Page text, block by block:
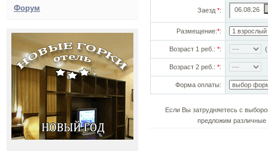
Форум
Заезд *:
Размещение:*:
Возраст 1 реб.: *:
Возраст 2 реб.: *:
Форма оплаты:
Если Вы затрудняетесь с
предложим различные